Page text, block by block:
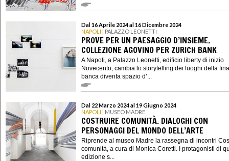
Dal 16 Aprile 2024 al 16 Dicembre 2024
NAPOLI | PALAZZO LEONETTI
PROVE PER UN PAESAGGIO D’INSIEME.
COLLEZIONE AGOVINO PER ZURICH BANK
A Napoli, a Palazzo Leonetti, edificio liberty di inizio
Novecento, cambia lo storytelling dei luoghi della
banca diventa spazio d’...
Dal 22 Marzo 2024 al 19 Giugno 2024
NAPOLI | MUSEO MADRE
COSTRUIRE COMUNITÀ. DIALOGHI CON
PERSONAGGI DEL MONDO DELL’ARTE
Riprende al museo Madre la rassegna di incontri
comunità, a cura di Monica Coretti. I protagonisti di
edizione s...